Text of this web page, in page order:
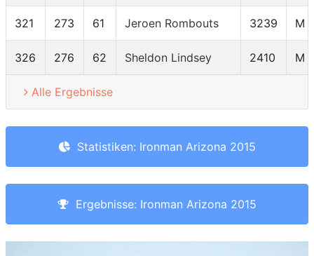
321 273 61 Jeroen Rombouts 3239 M
326 276 62 Sheldon Lindsey 2410 M
Alle Ergebnisse
Statistiken: Ironman Arizona 2015
Ergebnisse: Ironman Arizona 2015